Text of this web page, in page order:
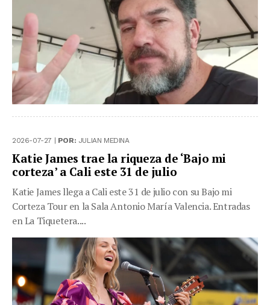
2026-07-27 | POR: JULIAN MEDINA
Katie James trae la riqueza de ‘Bajo mi
corteza’ a Cali este 31 de julio
Katie James llega a Cali este 31 de julio con su Bajo mi
Corteza Tour en la Sala Antonio María Valencia. Entradas
en La Tiquetera....